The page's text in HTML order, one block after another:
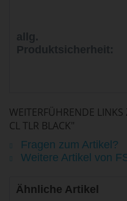
allg.
Produktsicherheit:
WEITERFÜHRENDE
CL TLR BLACK"
Fragen zum Artikel?
Weitere Artikel von
Ähnliche Artikel